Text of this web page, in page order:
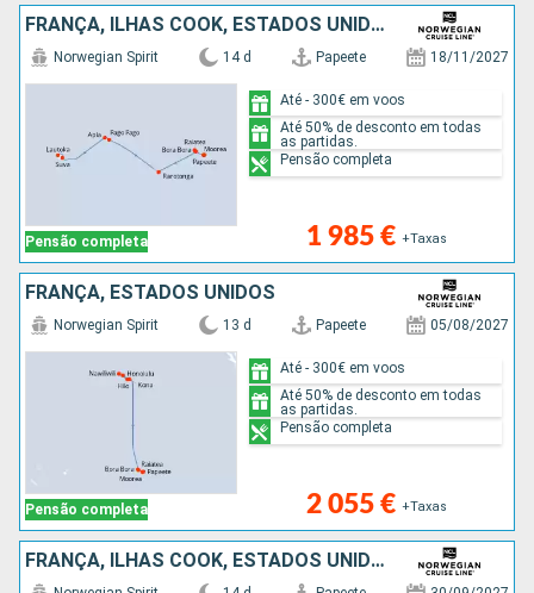
FRANÇA, ILHAS COOK, ESTADOS UNIDOS, SAMOA, FIJI (ILHAS)
Pensão completa
Norwegian Spirit 14 d Papeete 18/11/2027
1 985 € +Taxas
Até - 300€ em voos
Até 50% de desconto em todas
as partidas.
Pensão completa
FRANÇA, ESTADOS UNIDOS
Pensão completa
Norwegian Spirit 13 d Papeete 05/08/2027
2 055 € +Taxas
Até - 300€ em voos
Até 50% de desconto em todas
as partidas.
Pensão completa
FRANÇA, ILHAS COOK, ESTADOS UNIDOS, SAMOA, FIJI (ILHAS)